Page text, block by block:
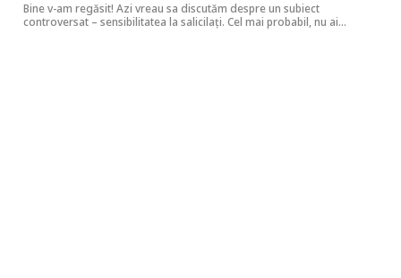
Bine v-am regăsit! Azi vreau sa discutăm despre un subiect
controversat – sensibilitatea la salicilați. Cel mai probabil, nu ai…